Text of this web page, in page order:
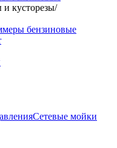
кусторезы/
бензиновые
Сетевые мойки